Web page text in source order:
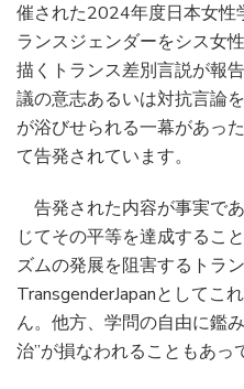
催された2024年度日本女性
ランスジェンダーをシス女
描くトランス差別言説が報
議の意志あるいは対抗言論
が浴びせられる一幕があっ
て告発されています。
告発された内容が事実で
じてその平等を達成するこ
ズムの発展を阻害するトラ
TransgenderJapanとしてこ
ん。他方、学問の自由に鑑
治”が損なわれることもあっ